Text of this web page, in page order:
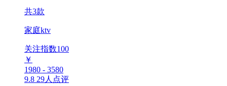
共3款
家庭ktv
关注指数100
￥
1980 - 3580
9.8 29人点评